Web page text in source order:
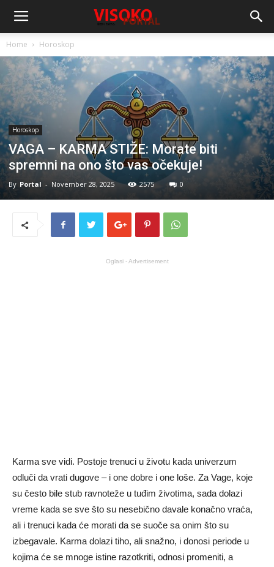
Home Horoskop
Horoskop
VAGA – KARMA STIŽE: Morate biti
spremni na ono što vas očekuje!
By Portal - November 28, 2025 2575 0
Oglasi - Advertisement
Karma sve vidi. Postoje trenuci u životu kada univerzum
odluči da vrati dugove – i one dobre i one loše. Za Vage, koje
su često bile stub ravnoteže u tuđim životima, sada dolazi
vreme kada se sve što su nesebično davale konačno vraća,
ali i trenuci kada će morati da se suoče sa onim što su
izbegavale. Karma dolazi tiho, ali snažno, i donosi periode u
kojima će se mnoge istine razotkriti, odnosi promeniti, a